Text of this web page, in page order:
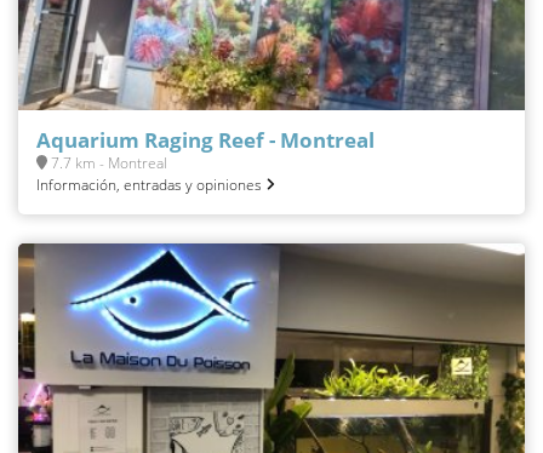
Aquarium Raging Reef - Montreal
7.7 km - Montreal
Información, entradas y opiniones